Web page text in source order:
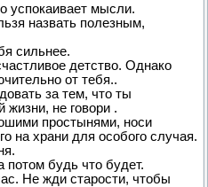
успокаивает мысли.
назвать полезным,
сильнее.
детство. Однако
от тебя..
за тем, что ты
жизни, не говори .
простынями, носи
на храни для особого случая.
потом будь что будет.
Не жди старости, чтобы